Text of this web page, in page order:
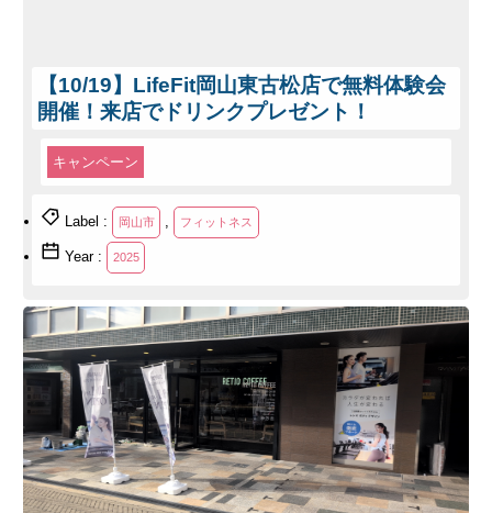
【10/19】LifeFit岡山東古松店で無料体験会
開催！来店でドリンクプレゼント！
キャンペーン
Label : 岡山市 , フィットネス
Year : 2025